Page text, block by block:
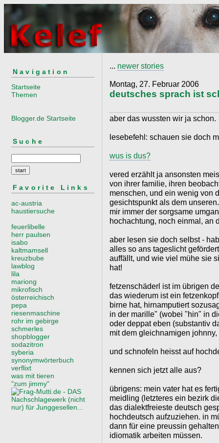
Navigation
Startseite
Themen
Blogger.de Startseite
Suche
Favorite Links
ac-austria
haustiersuche
feuerlibelle
herr paulsen
isabo
kaltmamsell
kreuzbube
lawblog
lila
mariong
mikrofisch
österreichisch
pepa
riesenmaschine
rohr im gebirge
schmerles
shopblogger
sodazitron
syberia
synonymwörterbuch
verflixt
was mit tieren
"zum jimmy"
... newer stories
Montag, 27. Februar 2006
deutsches sprach ist
aber das wussten wir ja schon.
lesebefehl: schauen sie doch
wus is dus?
vered erzählt ja ansonsten
von ihrer familie, ihren
menschen, und ein wenig von
gesichtspunkt als dem
mir immer der sorgsame
hochachtung, noch einmal, an
aber lesen sie doch selbst -
alles so ans tageslicht
auffällt, und wie viel mühe sie
hat!
fetzenschäderl ist im übrigen
das wiederum ist ein
birne hat, hirnamputiert
in der marille" (wobei "hin" in
oder deppat eben (substantiv
mit dem gleichnamigen
und schnofeln heisst auf
kennen sich jetzt alle aus?
übrigens: mein vater hat es
meidling (letzteres ein bezirk
das dialektfreieste deutsch
hochdeutsch aufzuziehen. in
dann für eine preussin
idiomatik arbeiten müssen.